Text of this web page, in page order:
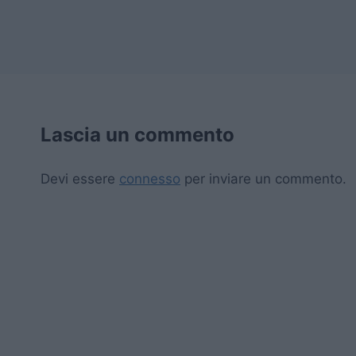
Lascia un commento
Devi essere connesso per inviare un commento.